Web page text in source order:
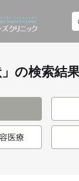
」の検索結
医療